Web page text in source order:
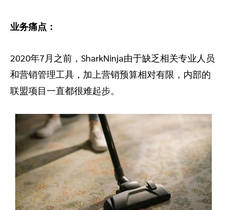
业务痛点：
2020年7月之前，SharkNinja由于缺乏相关专业人员
和营销管理工具，加上营销预算相对有限，内部的
联盟项目一直都很难起步。